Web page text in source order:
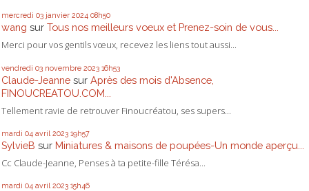
mercredi 03 janvier 2024 08h50
wang sur Tous nos meilleurs voeux et Prenez-soin de vous...
Merci pour vos gentils vœux, recevez les liens tout aussi...
vendredi 03 novembre 2023 16h53
Claude-Jeanne sur Après des mois d'Absence,
FINOUCREATOU.COM...
Tellement ravie de retrouver Finoucréatou, ses supers...
mardi 04 avril 2023 19h57
SylvieB sur Miniatures & maisons de poupées-Un monde aperçu...
Cc Claude-Jeanne, Penses à ta petite-fille Térésa...
mardi 04 avril 2023 15h46